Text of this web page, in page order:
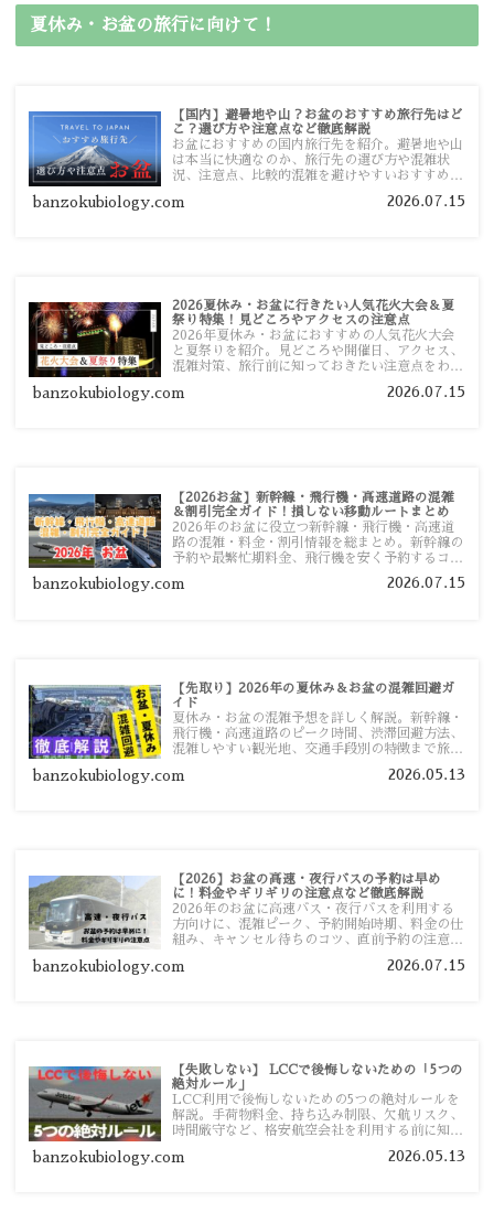
夏休み・お盆の旅行に向けて！
【国内】避暑地や山？お盆のおすすめ旅行先はど
こ？選び方や注意点など徹底解説
お盆におすすめの国内旅行先を紹介。避暑地や山
は本当に快適なのか、旅行先の選び方や混雑状
況、注意点、比較的混雑を避けやすいおすすめス
す。
banzokubiology.com 2026.07.15
2026夏休み・お盆に行きたい人気花火大会＆夏
祭り特集！見どころやアクセスの注意点
2026年夏休み・お盆におすすめの人気花火大会
と夏祭りを紹介。見どころや開催日、アクセス、
混雑対策、旅行前に知っておきたい注意点をわか
banzokubiology.com 2026.07.15
【2026お盆】新幹線・飛行機・高速道路の混雑
＆割引完全ガイド！損しない移動ルートまとめ
2026年のお盆に役立つ新幹線・飛行機・高速道
路の混雑・料金・割引情報を総まとめ。新幹線の
予約や最繁忙期料金、飛行機を安く予約するコ
い移動方法を分かりやすく解説します。
banzokubiology.com 2026.07.15
【先取り】2026年の夏休み＆お盆の混雑回避ガ
イド
夏休み・お盆の混雑予想を詳しく解説。新幹線・
飛行機・高速道路のピーク時間、渋滞回避方法、
混雑しやすい観光地、交通手段別の特徴まで旅行
banzokubiology.com 2026.05.13
【2026】お盆の高速・夜行バスの予約は早め
に！料金やギリギリの注意点など徹底解説
2026年のお盆に高速バス・夜行バスを利用する
方向けに、混雑ピーク、予約開始時期、料金の仕
組み、キャンセル待ちのコツ、直前予約の注意点
banzokubiology.com 2026.07.15
【失敗しない】 LCCで後悔しないための「5つの
絶対ルール」
LCC利用で後悔しないための5つの絶対ルールを
解説。手荷物料金、持ち込み制限、欠航リスク、
時間厳守など、格安航空会社を利用する前に知っ
す。
banzokubiology.com 2026.05.13